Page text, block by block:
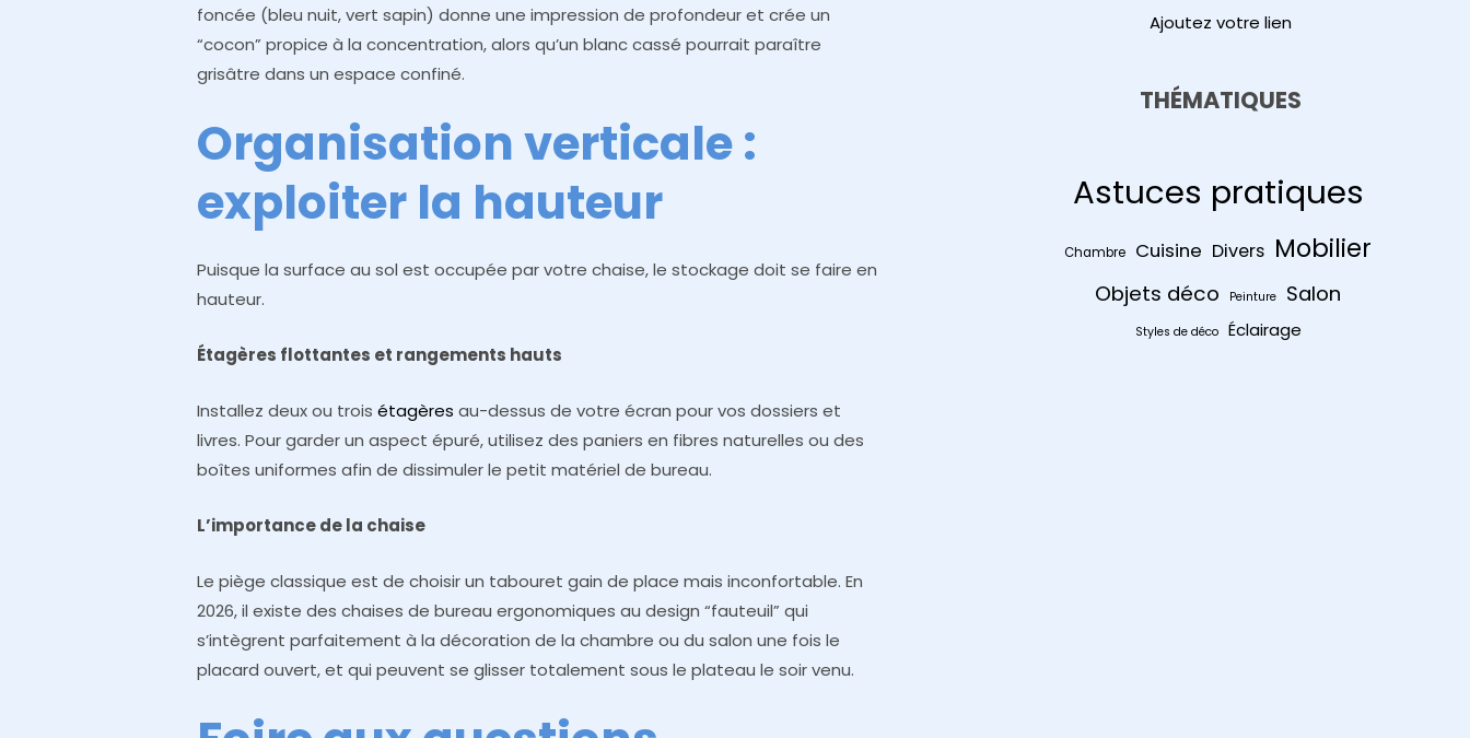
foncée (bleu nuit, vert sapin) donne une impression de profondeur et crée un
“cocon” propice à la concentration, alors qu’un blanc cassé pourrait paraître
grisâtre dans un espace confiné.
Organisation verticale :
exploiter la hauteur
Puisque la surface au sol est occupée par votre chaise, le stockage doit se faire en
hauteur.
Étagères flottantes et rangements hauts
Installez deux ou troisétagèresau-dessus de votre écran pour vos dossiers et
livres. Pour garder un aspect épuré, utilisez des paniers en fibres naturelles ou des
boîtes uniformes afin de dissimuler le petit matériel de bureau.
L’importance de la chaise
Le piège classique est de choisir un tabouret gain de place mais inconfortable. En
2026, il existe des chaises de bureau ergonomiques au design “fauteuil” qui
s’intègrent parfaitement à la décoration de la chambre ou du salon une fois le
placard ouvert, et qui peuvent se glisser totalement sous le plateau le soir venu.
Ajoutez votre lien
THÉMATIQUES
Astuces pratiques
Chambre Cuisine Divers Mobilier
Objets déco Peinture Salon
Styles de déco Éclairage